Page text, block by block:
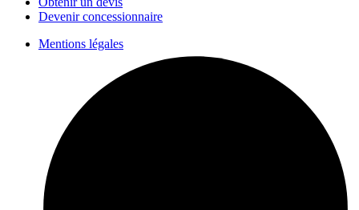
Devenir concessionnaire
Mentions légales